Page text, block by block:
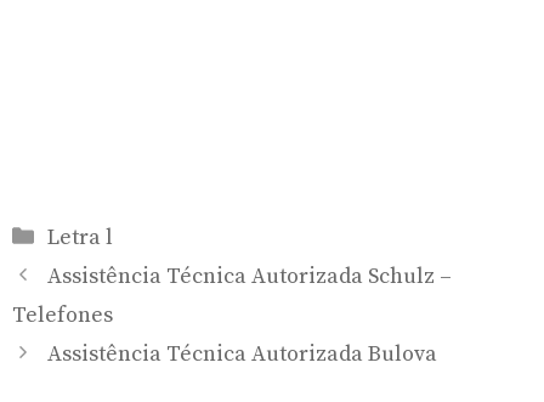
Categorias
Letra l
Assistência Técnica Autorizada Schulz –
Telefones
Assistência Técnica Autorizada Bulova